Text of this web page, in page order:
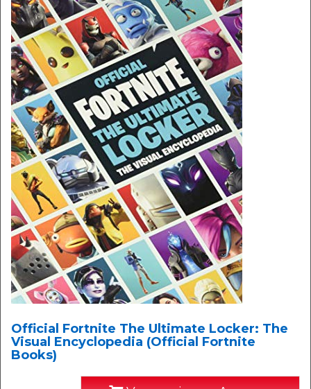
Official Fortnite The Ultimate Locker: The
Visual Encyclopedia (Official Fortnite
Books)